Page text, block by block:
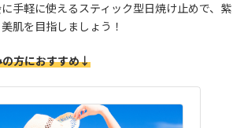
手軽に使えるスティック型日焼け止めで、紫
肌を目指しましょう！
方におすすめ↓